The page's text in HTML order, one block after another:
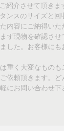
紹介させて頂きま
ンスのサイズと回
内容にご納得いた
ず現物を確認させ
した。お客様にも
重く大変なものも
依頼頂きます。ど
にお問い合わせ